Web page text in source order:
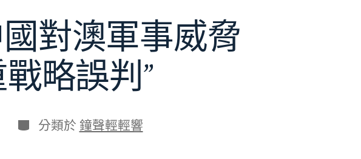
對澳軍事威脅
略誤判”
分
類
分類於 鐘聲輕輕響